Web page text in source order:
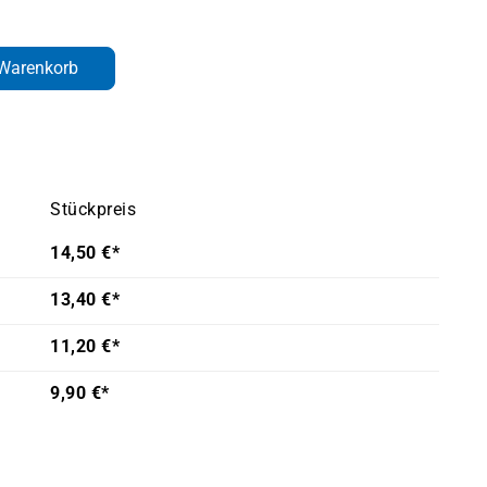
gewünschten Wert ein oder
Stückpreis
14,50 €*
13,40 €*
11,20 €*
9,90 €*